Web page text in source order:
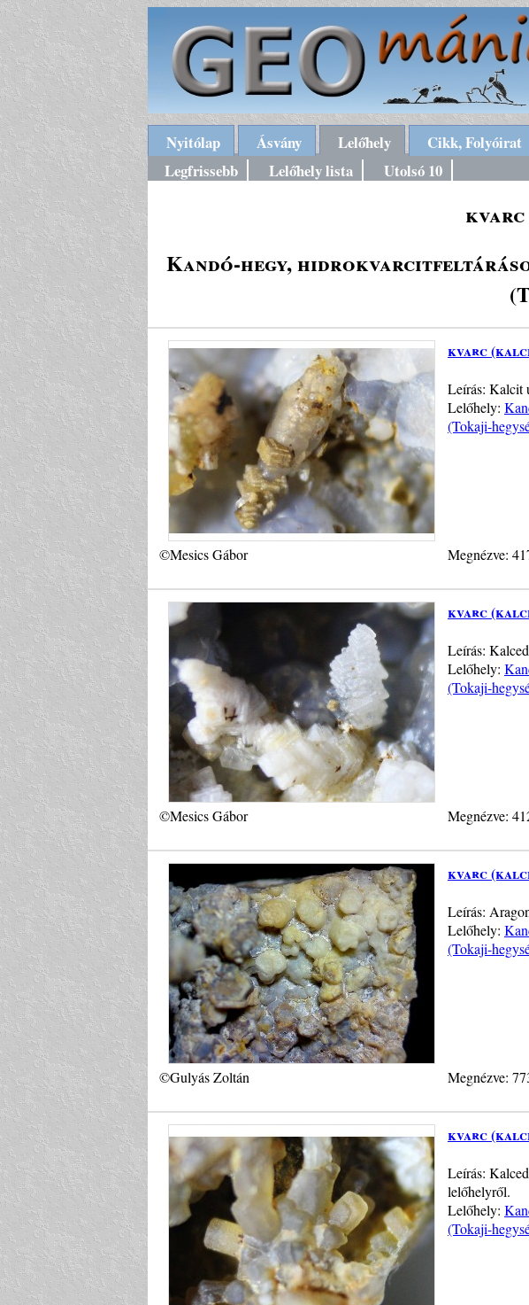
Nyitólap Ásvány Lelőhely Cikk, Folyóirat
Legfrissebb
Lelőhely lista Utolsó 10
Kandó-hegy,
kvarc
Leírás: Kalcit
Lelőhely:
(Tokaji-
©Mesics Gábor Megnézve:
kvarc
Leírás:
Lelőhely:
(Tokaji-
©Mesics Gábor Megnézve:
kvarc
Leírás:
Lelőhely:
(Tokaji-
©Gulyás Zoltán Megnézve:
kvarc
Leírás:
lelőhelyről.
Lelőhely:
(Tokaji-